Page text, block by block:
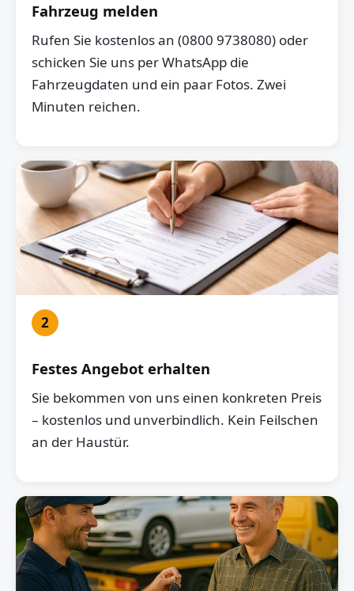
Fahrzeug melden
Rufen Sie kostenlos an (0800 9738080) oder
schicken Sie uns per WhatsApp die
Fahrzeugdaten und ein paar Fotos. Zwei
Minuten reichen.
2
Festes Angebot erhalten
Sie bekommen von uns einen konkreten Preis
– kostenlos und unverbindlich. Kein Feilschen
an der Haustür.